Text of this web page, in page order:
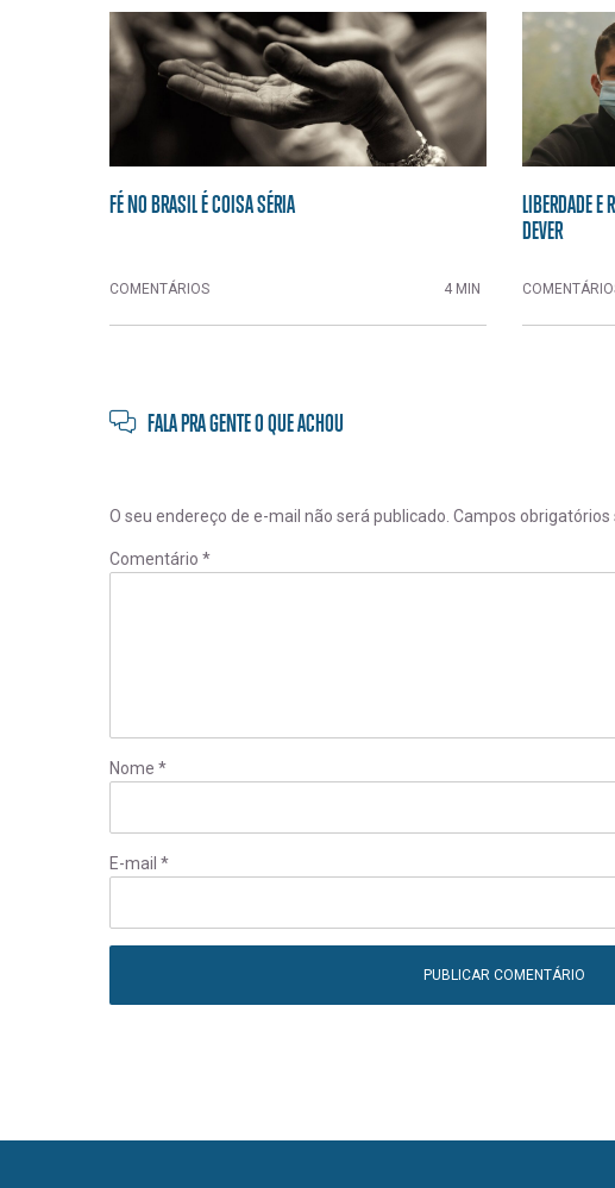
FÉ NO BRASIL É COISA SÉRIA
COMENTÁRIOS 4 MIN
LIBERDADE E
DEVER
FALA PRA GENTE O QUE ACHOU
O seu endereço de e-mail não será publicado. Campos
Comentário *
Nome *
E-mail *